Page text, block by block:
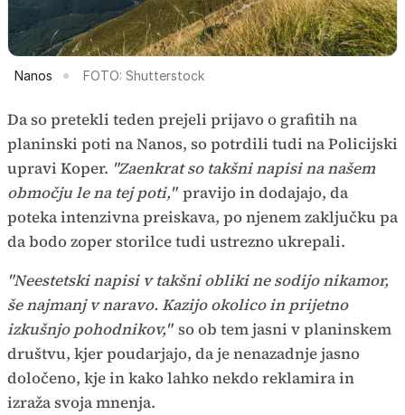
Nanos FOTO: Shutterstock
Da so pretekli teden prejeli prijavo o grafitih na
planinski poti na Nanos, so potrdili tudi na Policijski
upravi Koper. "Zaenkrat so takšni napisi na našem
območju le na tej poti," pravijo in dodajajo, da
poteka intenzivna preiskava, po njenem zaključku pa
da bodo zoper storilce tudi ustrezno ukrepali.
"Neestetski napisi v takšni obliki ne sodijo nikamor,
še najmanj v naravo. Kazijo okolico in prijetno
izkušnjo pohodnikov," so ob tem jasni v planinskem
društvu, kjer poudarjajo, da je nenazadnje jasno
določeno, kje in kako lahko nekdo reklamira in
izraža svoja mnenja.